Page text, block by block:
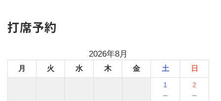
打席予約
2026年8月
月 火 水 木 金 土 日
1
－
2
－